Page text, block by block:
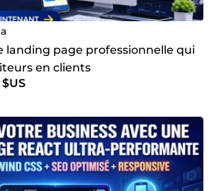
landing page professionnelle qui
en clients